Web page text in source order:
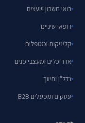
רואי חשבון ויועצים
רופאי שיניים
קליניקות ומטפלים
אדריכלים ומעצבי פנים
נדל"ן ותיווך
עסקים ומפעלים B2B